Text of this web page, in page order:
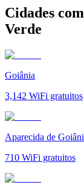
Cidades
Verde
Goiânia
3,142 WiFi gratuitos
Aparecida de
710 WiFi gratuitos